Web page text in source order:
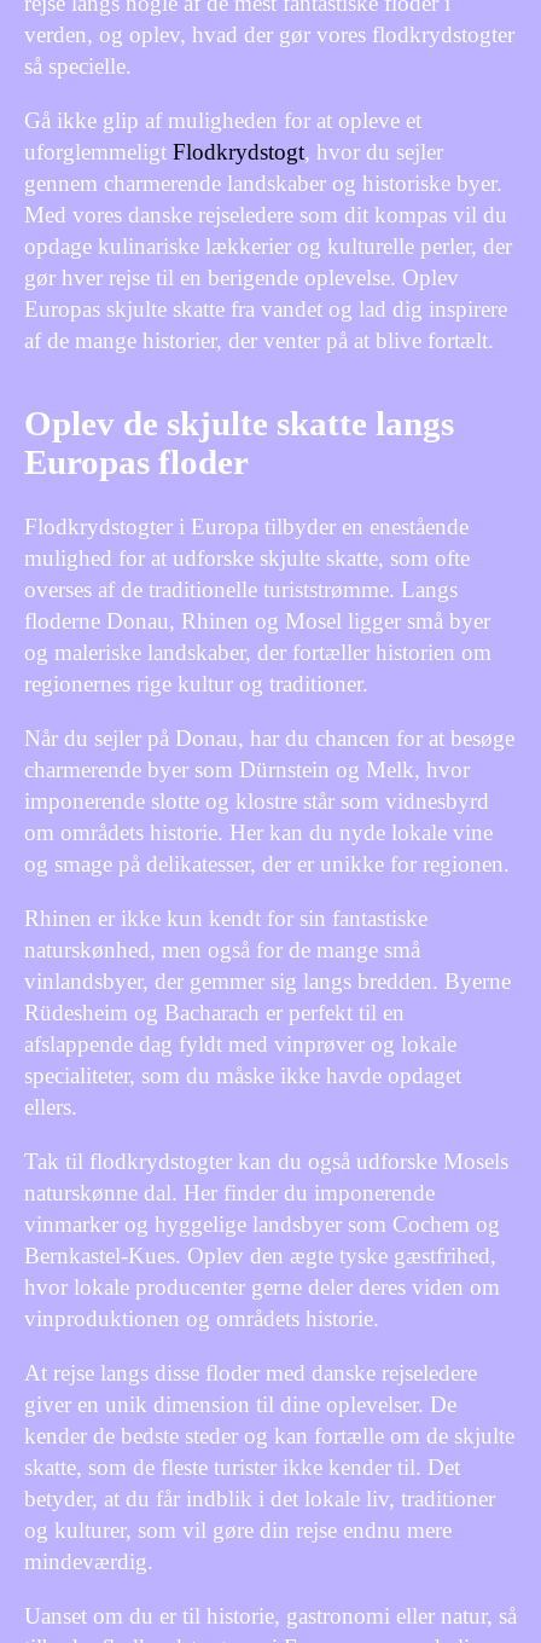
verden, og oplev, hvad der gør vores flodkrydstogter
så specielle.
Gå ikke glip af muligheden for at opleve et
uforglemmeligt Flodkrydstogt, hvor du sejler
gennem charmerende landskaber og historiske byer.
Med vores danske rejseledere som dit kompas vil du
opdage kulinariske lækkerier og kulturelle perler, der
gør hver rejse til en berigende oplevelse. Oplev
Europas skjulte skatte fra vandet og lad dig inspirere
af de mange historier, der venter på at blive fortælt.
Oplev de skjulte skatte langs
Europas floder
Flodkrydstogter i Europa tilbyder en enestående
mulighed for at udforske skjulte skatte, som ofte
overses af de traditionelle turiststrømme. Langs
floderne Donau, Rhinen og Mosel ligger små byer
og maleriske landskaber, der fortæller historien om
regionernes rige kultur og traditioner.
Når du sejler på Donau, har du chancen for at besøge
charmerende byer som Dürnstein og Melk, hvor
imponerende slotte og klostre står som vidnesbyrd
om områdets historie. Her kan du nyde lokale vine
og smage på delikatesser, der er unikke for regionen.
Rhinen er ikke kun kendt for sin fantastiske
naturskønhed, men også for de mange små
vinlandsbyer, der gemmer sig langs bredden. Byerne
Rüdesheim og Bacharach er perfekt til en
afslappende dag fyldt med vinprøver og lokale
specialiteter, som du måske ikke havde opdaget
ellers.
Tak til flodkrydstogter kan du også udforske Mosels
naturskønne dal. Her finder du imponerende
vinmarker og hyggelige landsbyer som Cochem og
Bernkastel-Kues. Oplev den ægte tyske gæstfrihed,
hvor lokale producenter gerne deler deres viden om
vinproduktionen og områdets historie.
At rejse langs disse floder med danske rejseledere
giver en unik dimension til dine oplevelser. De
kender de bedste steder og kan fortælle om de skjulte
skatte, som de fleste turister ikke kender til. Det
betyder, at du får indblik i det lokale liv, traditioner
og kulturer, som vil gøre din rejse endnu mere
mindeværdig.
Uanset om du er til historie, gastronomi eller natur, så